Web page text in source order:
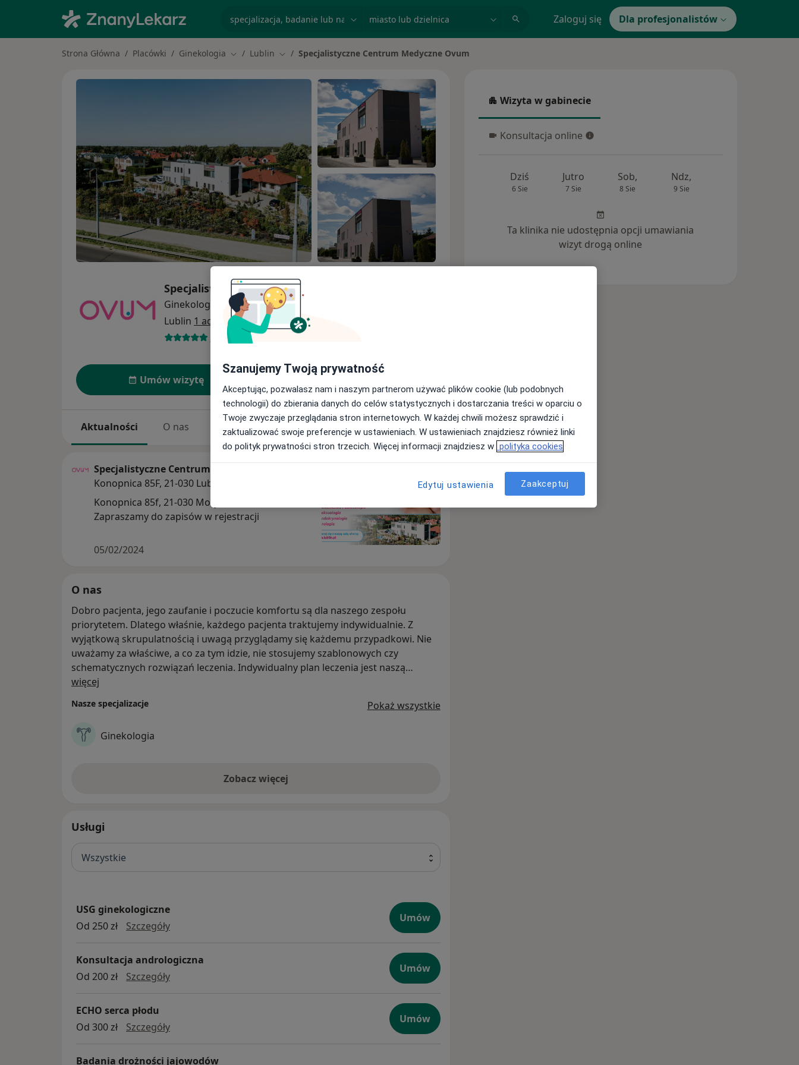
Zaloguj się Dla profesjonalistów
Strona Główna Placówki Ginekologia Zmień miasto
Lublin Zmień miasto
Specjalistyczne Centrum Medyczne Ovum
Specjalistyczne Centrum Medyczne Ovum
Ginekologia
więcej
Lublin 1 adres
183 opinie
Umów wizytę
Aktualności O nas Usługi Specjaliści Adresy Opinie
Specjalistyczne Centrum Medyczne Ovum
Konopnica 85F, 21-030 Lublin
Konopnica 85f, 21-030 Motycz
Zapraszamy do zapisów w rejestracji
05/02/2024
O nas
Dobro pacjenta, jego zaufanie i poczucie komfortu są dla naszego zespołu
priorytetem. Dlatego właśnie, każdego pacjenta traktujemy indywidualnie. Z
wyjątkową skrupulatnością i uwagą przyglądamy się każdemu przypadkowi. Nie
uważamy za właściwe, a co za tym idzie, nie stosujemy szablonowych czy
schematycznych rozwiązań leczenia. Indywidualny plan leczenia jest naszą
podstawą, co w sposób widoczny przekłada się na skuteczność naszych działań.
naszym pokładzie mamy zarówno najlepszych ginekologów, andrologów,
embriologów, urologów, położników, jak i seksuologów. Opieka kompleksowa w
naszym ośrodku, związana jest również z opieką okołoporodową, gdyż oferujemy
pełen komfort życia już po porodzie.
więcej
Nasze specjalizacje Pokaż wszystkie
Ginekologia
Zobacz więcej
Usługi
Wszystkie
USG ginekologiczne
Od 250 zł
SzczegółyUSG ginekologiczne
Umów
Konsultacja andrologiczna
Od 200 zł
SzczegółyKonsultacja andrologiczna
Umów
ECHO serca płodu
Od 300 zł
SzczegółyECHO serca płodu
Umów
Badania drożności jajowodów
Wizyta w gabinecie
Wizyta w gabinecie
Konsultacja online
Konsultacja online
Dziś
6 Sie
Jutro
7 Sie
Sob,
8 Sie
Ndz,
9 Sie
Ta klinika nie udostępnia opcji umawiania
wizyt drogą online
Szanujemy Twoją prywatność
Akceptując, pozwalasz nam i naszym partnerom używać plików cookie (lub podobnych
technologii) do zbierania danych do celów statystycznych i dostarczania treści w oparciu o
Twoje zwyczaje przeglądania stron internetowych. W każdej chwili możesz sprawdzić i
zaktualizować swoje preferencje w ustawieniach. W ustawieniach znajdziesz również linki
do polityk prywatności stron trzecich. Więcej informacji znajdziesz w polityka cookies
Edytuj ustawienia Zaakceptuj